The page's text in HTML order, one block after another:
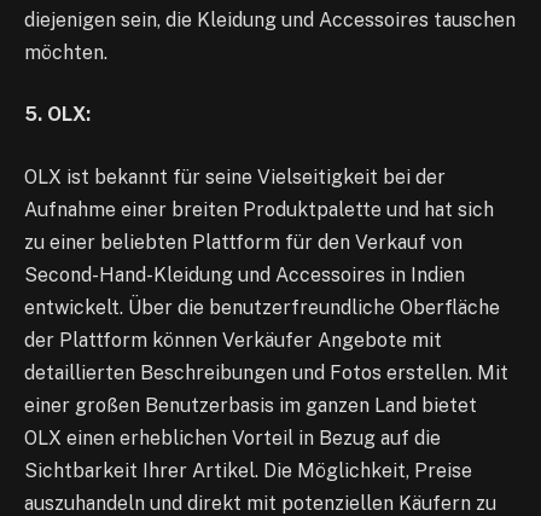
diejenigen sein, die Kleidung und Accessoires tauschen
möchten.
5. OLX:
OLX ist bekannt für seine Vielseitigkeit bei der
Aufnahme einer breiten Produktpalette und hat sich
zu einer beliebten Plattform für den Verkauf von
Second-Hand-Kleidung und Accessoires in Indien
entwickelt. Über die benutzerfreundliche Oberfläche
der Plattform können Verkäufer Angebote mit
detaillierten Beschreibungen und Fotos erstellen. Mit
einer großen Benutzerbasis im ganzen Land bietet
OLX einen erheblichen Vorteil in Bezug auf die
Sichtbarkeit Ihrer Artikel. Die Möglichkeit, Preise
auszuhandeln und direkt mit potenziellen Käufern zu